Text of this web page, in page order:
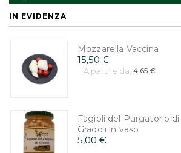
IN EVIDENZA
Mozzarella Vaccina
15,50 €
A partire da: 4,65 €
Fagioli del Purgatorio di
Gradoli in vaso
5,00 €